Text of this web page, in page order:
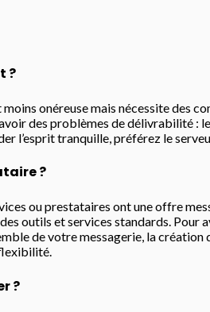
?
onéreuse mais nécessite des
des problèmes de délivrabilité
l’esprit tranquille, préférez le
?
ou prestataires ont une offre
outils et services standards.
de votre messagerie, la
?